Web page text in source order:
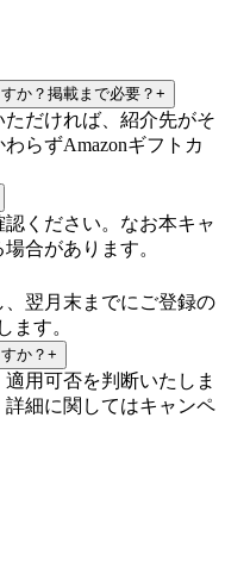
か？掲載まで必要？ +
だければ、紹介先がそ
らずAmazonギフトカ
ください。なお本キャ
合があります。
翌月末までにご登録の
ます。
か？+
用可否を判断いたしま
細に関してはキャンペ